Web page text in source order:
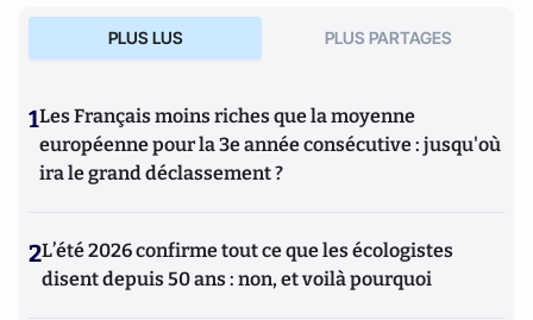
PLUS LUS PLUS PARTAGES
1Les Français moins riches que la moyenne
européenne pour la 3e année consécutive : jusqu'où
ira le grand déclassement ?
2L’été 2026 confirme tout ce que les écologistes
disent depuis 50 ans : non, et voilà pourquoi